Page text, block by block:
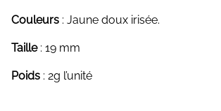
Couleurs : Jaune doux irisée.
Taille: 19 mm
Poids : 2g l’unité